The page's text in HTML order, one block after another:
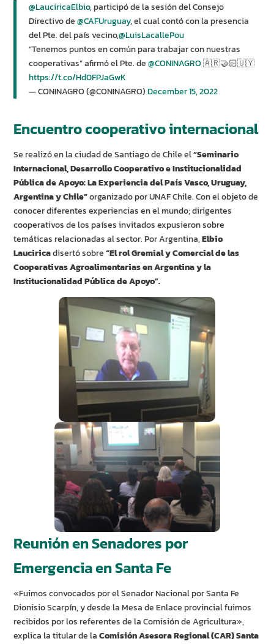
@LauciricaElbio, participó de la sesión del Consejo
Directivo de@CAFUruguay, el cual contó con la presencia
del Pte. del país vecino,@LuisLacallePou
“Tenemos puntos en común para trabajar con nuestras
cooperativas” afirmó el Pte. de@CONINAGRO🇦🇷🤝🏻🇺🇾
https://t.co/Hd0FPJaGwK
— CONINAGRO (@CONINAGRO)December 15, 2022
Encuentro cooperativo internacional
Se realizó en la ciudad de Santiago de Chile el“Seminario
Internacional, Desarrollo Cooperativo e Institucionalidad
Pública de Apoyo: La Experiencia del País Vasco, Uruguay,
Argentina y Chile”organizado por UNAF Chile. Con el objeto de
conocer diferentes experiencias en el mundo; dirigentes
cooperativos de los países invitados expusieron sobre
temáticas relacionadas al sector. Por Argentina,Elbio
Lauciricadisertó sobre“El rol Gremial y Comercial de las
Cooperativas Agroalimentarias en Argentina y la
Institucionalidad Pública de Apoyo”.
Reunión en Senadores por
Emergencia en Santa Fe
«Fuimos convocados por el Senador Nacional por Santa Fe
Dionisio Scarpín, y desde la Mesa de Enlace provincial fuimos
recibidos por los referentes de la Comisión de Agricultura»,
explica la titular de laComisión Asesora Regional (CAR) Santa